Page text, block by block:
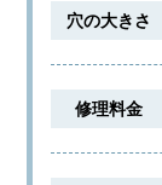
穴の大きさ
修理料金